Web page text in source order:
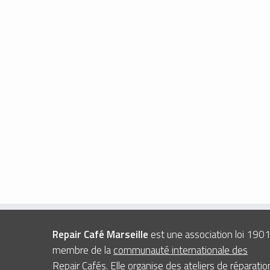
Repair Café Marseille est une association loi 1901
membre de lacommunauté internationale des
Repair Cafés. Elle organise des ateliers de